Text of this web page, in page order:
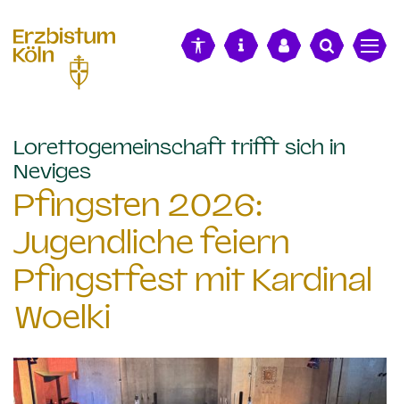
Lorettogemeinschaft trifft sich in
Neviges:
Pfingsten 2026:
Jugendliche feiern
Pfingstfest mit Kardinal
Woelki